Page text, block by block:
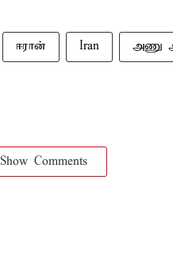
ஈரான் Iran அணு
Show Comments